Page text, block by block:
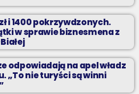
i 1400 pokrzywdzonych.
w sprawie biznesmena z
odpowiadają na apel władz
„To nie turyści są winni